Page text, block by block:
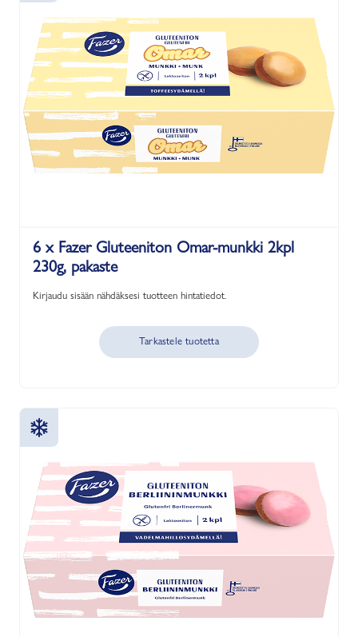
6 x Fazer Gluteeniton Omar-munkki 2kpl
230g, pakaste
Kirjaudu sisään nähdäksesi tuotteen hintatiedot.
Tarkastele tuotetta